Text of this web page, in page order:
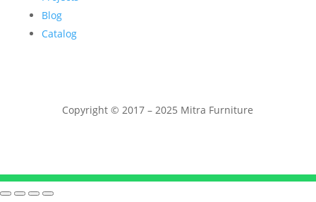
Blog
Catalog
Copyright © 2017 – 2025 Mitra Furniture
Telepon